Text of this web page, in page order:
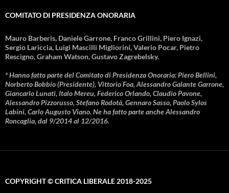
COMITATO DI PRESIDENZA ONORARIA
Mauro Barberis, Daniele Garrone, Franco Grillini, Piero Ignazi,
Sergio Lariccia, Luigi Mascilli Migliorini, Valerio Pocar, Pietro
Rescigno, Graham Watson, Gustavo Zagrebelsky.
* Hanno fatto parte del Comitato di Presidenza Onoraria: Piero Bellini,
Norberto Bobbio (Presidente), Vittorio Foa, Alessandro Galante Garrone,
Giancarlo Lunati, Italo Mereu, Federico Orlando, Claudio Pavone,
Alessandro Pizzorusso, Stefano Rodotà, Gennaro Sasso, Paolo Sylos
Labini, Carlo Augusto Viano. Ne ha fatto parte anche Alessandro
Roncaglia, dal 9/2014 al 12/2016.
COPYRIGHT © CRITICA LIBERALE 2018-2025